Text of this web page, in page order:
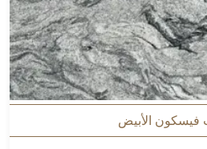
فيسكون الأبيض